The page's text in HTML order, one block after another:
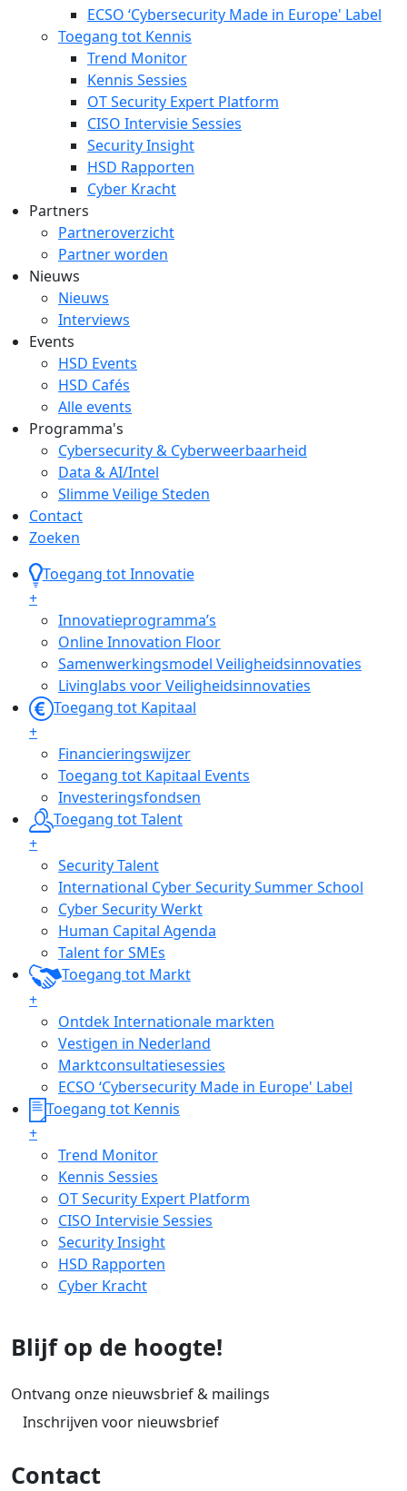
ECSO ‘Cybersecurity Made in Europe' Label
Toegang tot Kennis
Trend Monitor
Kennis Sessies
OT Security Expert Platform
CISO Intervisie Sessies
Security Insight
HSD Rapporten
Cyber Kracht
Partners
Partneroverzicht
Partner worden
Nieuws
Nieuws
Interviews
Events
HSD Events
HSD Cafés
Alle events
Programma's
Cybersecurity & Cyberweerbaarheid
Data & AI/Intel
Slimme Veilige Steden
Contact
Zoeken
Toegang tot Innovatie
+
Innovatieprogramma’s
Online Innovation Floor
Samenwerkingsmodel Veiligheidsinnovaties
Livinglabs voor Veiligheidsinnovaties
Toegang tot Kapitaal
+
Financieringswijzer
Toegang tot Kapitaal Events
Investeringsfondsen
Toegang tot Talent
+
Security Talent
International Cyber Security Summer School
Cyber Security Werkt
Human Capital Agenda
Talent for SMEs
Toegang tot Markt
+
Ontdek Internationale markten
Vestigen in Nederland
Marktconsultatiesessies
ECSO ‘Cybersecurity Made in Europe' Label
Toegang tot Kennis
+
Trend Monitor
Kennis Sessies
OT Security Expert Platform
CISO Intervisie Sessies
Security Insight
HSD Rapporten
Cyber Kracht
Blijf op de hoogte!
Ontvang onze nieuwsbrief & mailings
Inschrijven voor nieuwsbrief
Contact